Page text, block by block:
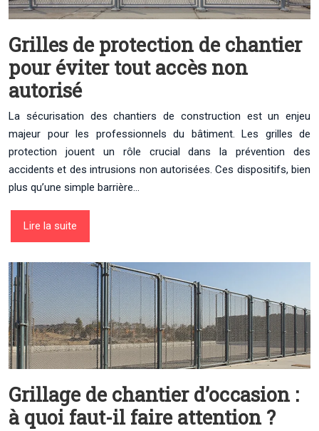
Grilles de protection de chantier
pour éviter tout accès non
autorisé
La sécurisation des chantiers de construction est un enjeu
majeur pour les professionnels du bâtiment. Les grilles de
protection jouent un rôle crucial dans la prévention des
accidents et des intrusions non autorisées. Ces dispositifs, bien
plus qu’une simple barrière…
Lire la suite
Grillage de chantier d’occasion :
à quoi faut-il faire attention ?